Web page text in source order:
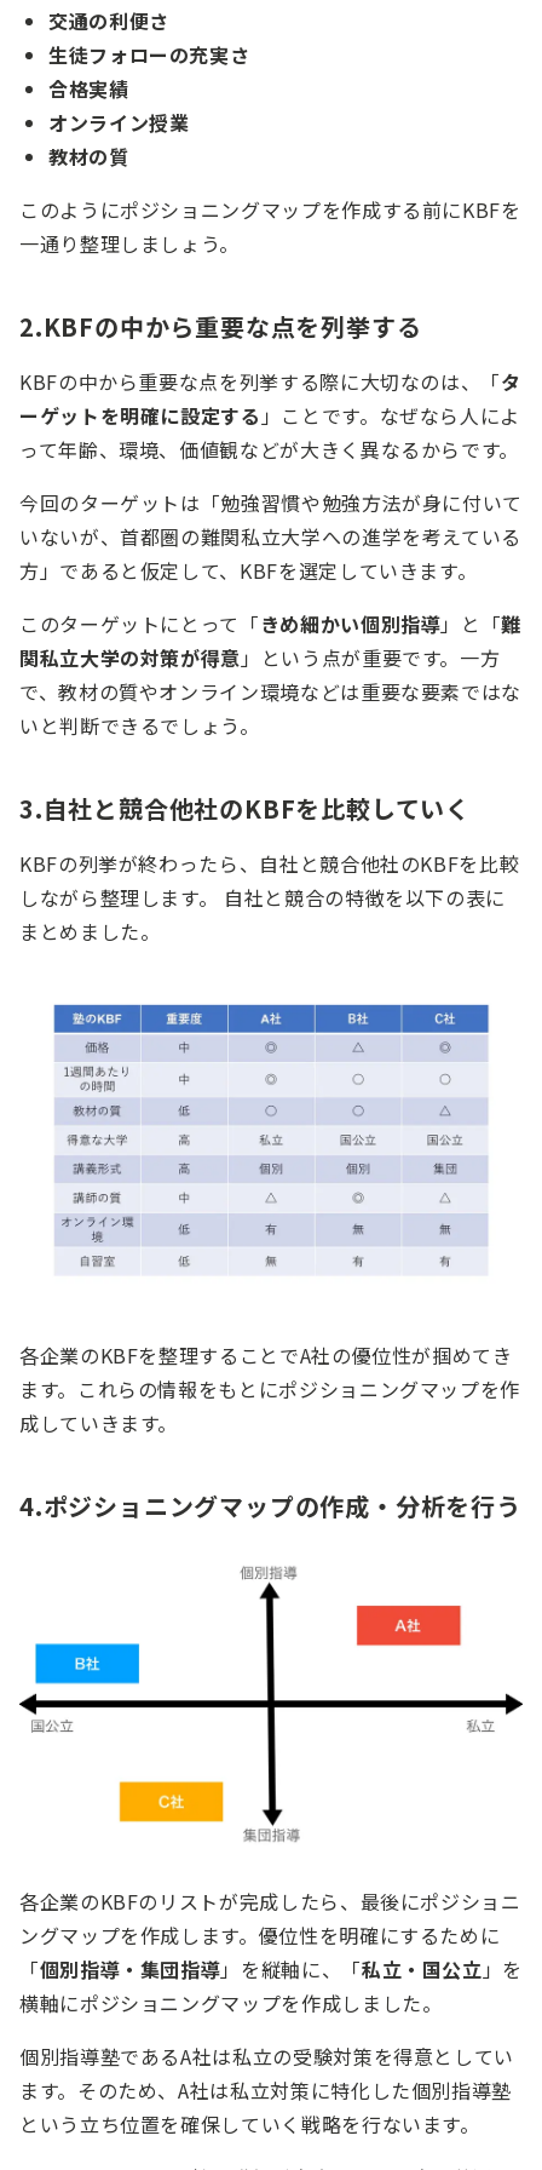
交通の利便さ
生徒フォローの充実さ
合格実績
オンライン授業
教材の質
このようにポジショニングマップを作成する前にKBFを
一通り整理しましょう。
2.KBFの中から重要な点を列挙する
KBFの中から重要な点を列挙する際に大切なのは、「タ
ーゲットを明確に設定する 」ことです。なぜなら人によ
って年齢、環境、価値観などが大きく異なるからです。
今回のターゲットは「勉強習慣や勉強方法が身に付いて
いないが、首都圏の難関私立大学への進学を考えている
方」であると仮定して、KBFを選定していきます。
このターゲットにとって「きめ細かい個別指導」と「難
関私立大学の対策が得意 」という点が重要です。一方
で、教材の質やオンライン環境などは重要な要素ではな
いと判断できるでしょう。
3.自社と競合他社のKBFを比較していく
KBFの列挙が終わったら、自社と競合他社のKBFを比較
しながら整理します。 自社と競合の特徴を以下の表に
まとめました。
各企業のKBFを整理することでA社の優位性が掴めてき
ます。これらの情報をもとにポジショニングマップを作
成していきます。
4.ポジショニングマップの作成・分析を行う
各企業のKBFのリストが完成したら、最後にポジショニ
ングマップを作成します。優位性を明確にするために
「個別指導・集団指導」を縦軸に、「私立・国公立 」を
横軸にポジショニングマップを作成しました。
個別指導塾であるA社は私立の受験対策を得意としてい
ます。そのため、A社は私立対策に特化した個別指導塾
という立ち位置を確保していく戦略を行ないます。